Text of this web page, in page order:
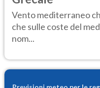
Vento mediterraneo
che sulle coste del
nom...